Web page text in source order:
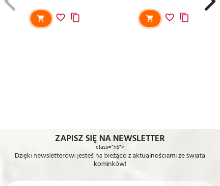
ZAPISZ SIĘ NA NEWSLETTER
class="h5">
Dzięki newsletterowi jesteś na bieżąco z aktualnościami ze świata
kominków!